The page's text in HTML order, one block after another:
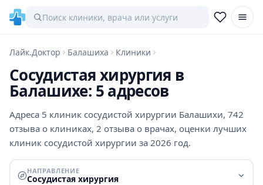
Лайк.Доктор Балашиха Клиники
Сосудистая хирургия в
Балашихе: 5 адресов
Адреса 5 клиник сосудистой хирургии Балашихи, 742
отзыва о клиниках, 2 отзыва о врачах, оценки лучших
клиник сосудистой хирургии за 2026 год.
НАПРАВЛЕНИЕ
Сосудистая хирургия